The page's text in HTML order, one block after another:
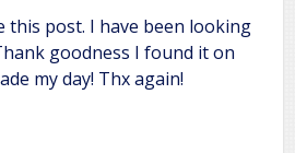
this post. I have been looking
goodness I found it on
my day! Thx again!